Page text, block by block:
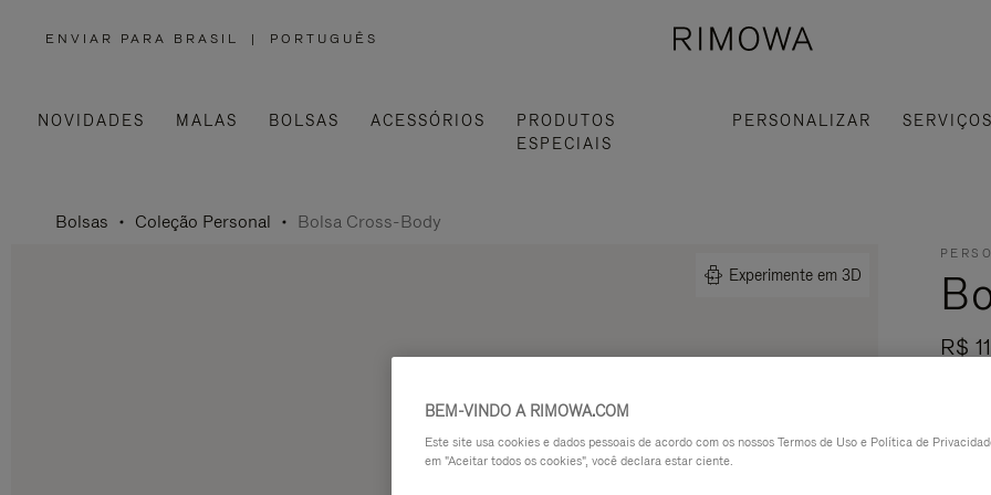
ENVIAR PARA BRASIL
,
LOCALIZAÇÃO
| PORTUGUÊS
NOVIDADES MALAS BOLSAS ACESSÓRIOS
PRODUTOS
ESPECIAIS
PERSONALIZAR SERVIÇOS
Bolsas Coleção Personal Bolsa Cross-Body
Experimente em 3D
R$
BEM-VINDO A RIMOWA.COM
Este site usa cookies e dados pessoais de acordo com os nossos Termos de Uso e Política de
em "Aceitar todos os cookies", você declara estar ciente.